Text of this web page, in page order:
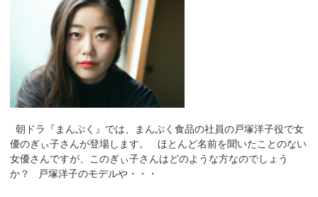
朝ドラ『まんぷく』では、まんぷく食品の社員の戸塚洋子役で女
優のぎぃ子さんが登場します。 ほとんど名前を聞いたことのない
女優さんですが、このぎぃ子さんはどのような方なのでしょう
か？ 戸塚洋子のモデルや・・・